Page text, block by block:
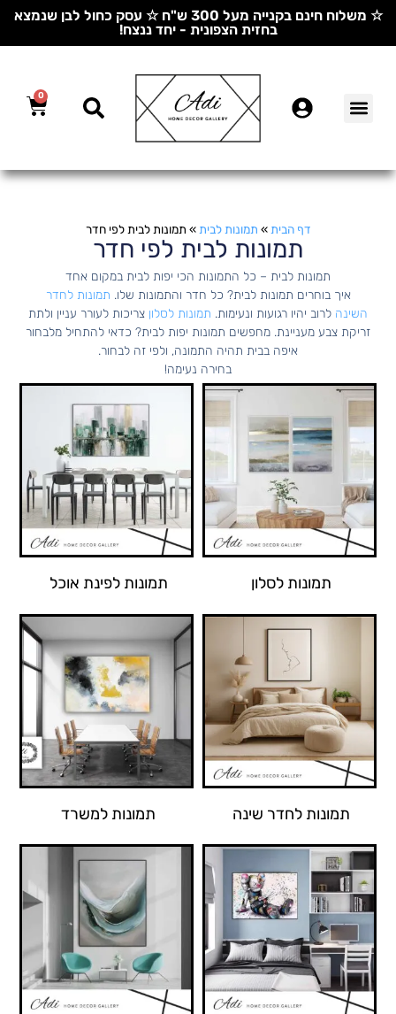
☆ משלוח חינם בקנייה מעל 300 ש"ח ☆ עסק כחול לבן שנמצא
בחזית הצפונית - יחד ננצח!
0
דף הבית» תמונות לבית» תמונות לבית לפי חדר
תמונות לבית לפי חדר
תמונות לבית – כל התמונות הכי יפות לבית במקום אחד
איך בוחרים תמונות לבית? כל חדר והתמונות שלו. תמונות לחדר
השינה לרוב יהיו רגועות ונעימות. תמונות לסלון צריכות לעורר עניין ולתת
זריקת צבע מעניינת. מחפשים תמונות יפות לבית? כדאי להתחיל מלבחור
איפה בבית תהיה התמונה, ולפי זה לבחור.
בחירה נעימה!
תמונות לסלון תמונות לפינת אוכל
תמונות לחדר שינה תמונות למשרד